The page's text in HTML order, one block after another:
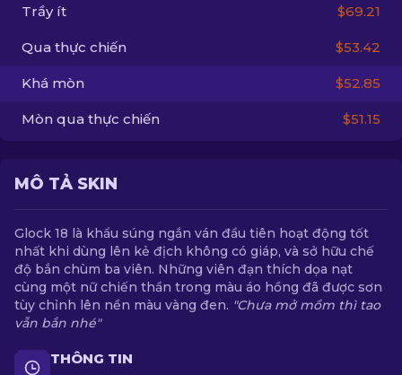
Trầy ít $69.21
Qua thực chiến $53.42
Khá mòn $52.85
Mòn qua thực chiến $51.15
MÔ TẢ SKIN
Glock 18 là khẩu súng ngắn ván đầu tiên hoạt động tốt
nhất khi dùng lên kẻ địch không có giáp, và sở hữu chế
độ bắn chùm ba viên. Những viên đạn thích dọa nạt
cùng một nữ chiến thần trong màu áo hồng đã được sơn
tùy chỉnh lên nền màu vàng đen. "Chưa mở mồm thì tao
vẫn bắn nhé"
THÔNG TIN